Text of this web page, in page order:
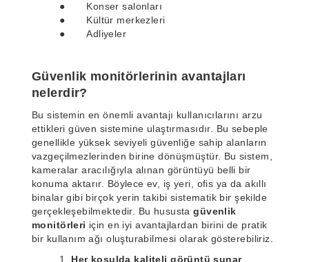
● Konser salonları
● Kültür merkezleri
● Adliyeler
Güvenlik monitörlerinin avantajları
nelerdir?
Bu sistemin en önemli avantajı kullanıcılarını arzu
ettikleri güven sistemine ulaştırmasıdır. Bu sebeple
genellikle yüksek seviyeli güvenliğe sahip alanların
vazgeçilmezlerinden birine dönüşmüştür. Bu sistem,
kameralar aracılığıyla alınan görüntüyü belli bir
konuma aktarır. Böylece ev, iş yeri, ofis ya da akıllı
binalar gibi birçok yerin takibi sistematik bir şekilde
gerçekleşebilmektedir. Bu husustagüvenlik
monitörleri için en iyi avantajlardan birini de pratik
bir kullanım ağı oluşturabilmesi olarak gösterebiliriz.
1. Her koşulda kaliteli görüntü sunar